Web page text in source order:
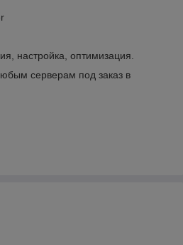
настройка, оптимизация.
серверам под заказ в